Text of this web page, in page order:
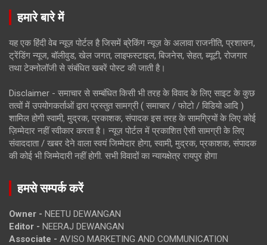
हमारे बारे में
यह एक हिंदी वेब न्यूज़ पोर्टल है जिसमें ब्रेकिंग न्यूज़ के अलावा राजनीति, प्रशासन,
ट्रेंडिंग न्यूज, बॉलीवुड, खेल जगत, लाइफस्टाइल, बिजनेस, सेहत, ब्यूटी, रोजगार
तथा टेक्नोलॉजी से संबंधित खबरें पोस्ट की जाती है।
Disclaimer - समाचार से सम्बंधित किसी भी तरह के विवाद के लिए साइट के कुछ
तत्वों में उपयोगकर्ताओं द्वारा प्रस्तुत सामग्री ( समाचार / फोटो / विडियो आदि )
शामिल होगी स्वामी, मुद्रक, प्रकाशक, संपादक इस तरह के सामग्रियों के लिए कोई
ज़िम्मेदार नहीं स्वीकार करता है। न्यूज़ पोर्टल में प्रकाशित ऐसी सामग्री के लिए
संवाददाता / खबर देने वाला स्वयं जिम्मेदार होगा, स्वामी, मुद्रक, प्रकाशक, संपादक
की कोई भी जिम्मेदारी नहीं होगी. सभी विवादों का न्यायक्षेत्र रायपुर होगा
हमसे सम्पर्क करें
Owner - NEETU DEWANGAN
Editor - NEERAJ DEWANGAN
Associate - AVISO MARKETING AND COMMUNICATION